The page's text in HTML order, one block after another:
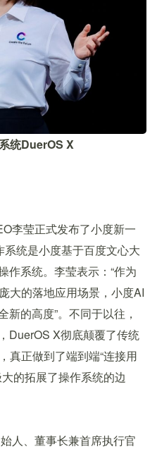
统DuerOS X
李莹正式发布了小度新一
统是小度基于百度文心大
作系统。李莹表示：“作为
⼤的落地应⽤场景，⼩度AI
的高度”。不同于以往，
DuerOS X彻底颠覆了传统
真正做到了端到端“连接用
的拓展了操作系统的边
人、董事长兼首席执行官